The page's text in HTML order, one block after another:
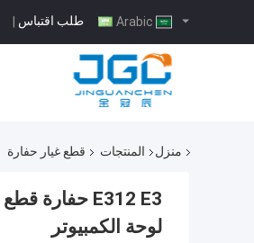
طلب اقتباس |
منزل المنتجات قطع غيار حفارة
لوحة الكمبيوتر